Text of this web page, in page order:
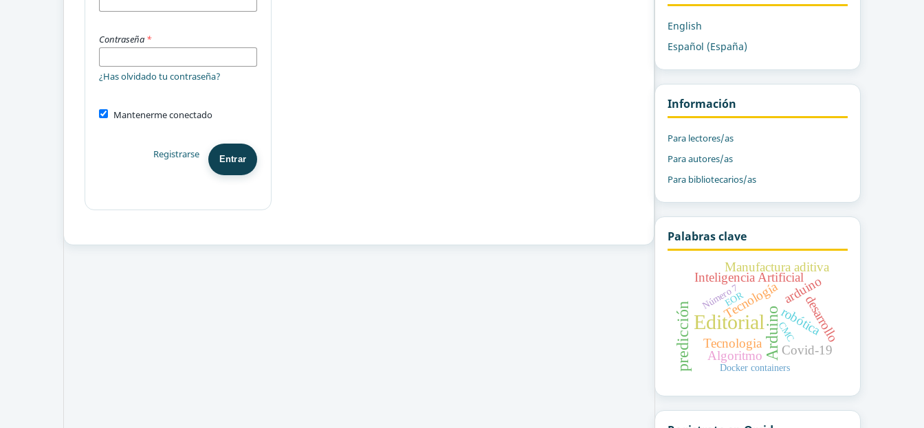
Contraseña *
¿Has olvidado tu contraseña?
Mantenerme conectado
Entrar
Registrarse
English
Español (España)
Información
Para lectores/as
Para autores/as
Para bibliotecarios/as
Palabras clave
EditorialArduino
predicción
Tecnología
Inteligencia Artificial
Manufactura aditiva
robótica
arduino
desarrollo
Tecnologia Covid-19
Algoritmo
Número 7
Docker containers
CMC
EOR